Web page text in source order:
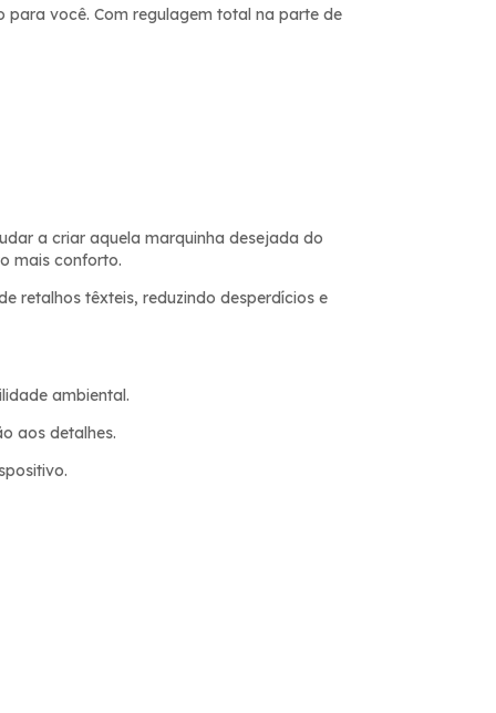
você. Com regulagem total na parte de
a criar aquela marquinha desejada do
mais conforto.
retalhos têxteis, reduzindo desperdícios e
ambiental.
aos detalhes.